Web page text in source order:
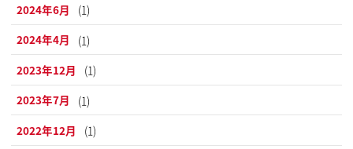
2024年6月
(1)
2024年4月
(1)
2023年12月
(1)
2023年7月
(1)
2022年12月
(1)